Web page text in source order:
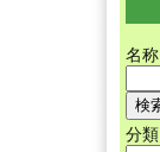
名称
分類